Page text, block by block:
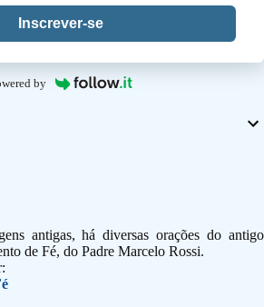
Inscrever-se
by
antigas, há diversas orações do antigo
de Fé, do Padre Marcelo Rossi.